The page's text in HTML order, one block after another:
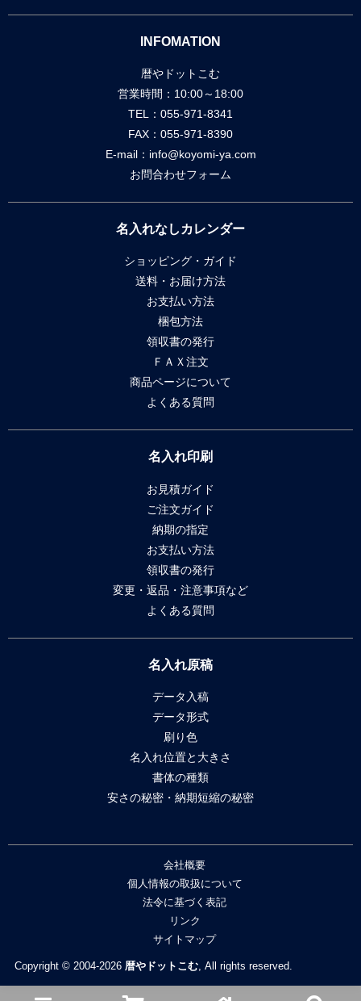
INFOMATION
暦やドットこむ
営業時間：10:00～18:00
TEL：055-971-8341
FAX：055-971-8390
E-mail： info@koyomi-ya.com
お問合わせフォーム
名入れなしカレンダー
ショッピング・ガイド
送料・お届け方法
お支払い方法
梱包方法
領収書の発行
ＦＡＸ注文
商品ページについて
よくある質問
名入れ印刷
お見積ガイド
ご注文ガイド
納期の指定
お支払い方法
領収書の発行
変更・返品・注意事項など
よくある質問
名入れ原稿
データ入稿
データ形式
刷り色
名入れ位置と大きさ
書体の種類
安さの秘密・納期短縮の秘密
会社概要
個人情報の取扱について
法令に基づく表記
リンク
サイトマップ
Copyright © 2004-2026 暦やドットこむ , All rights reserved.